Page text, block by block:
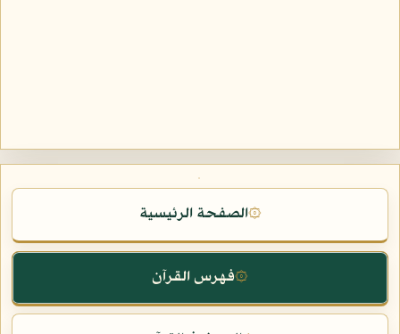
۞الصفحة الرئيسية
۞فهرس القرآن